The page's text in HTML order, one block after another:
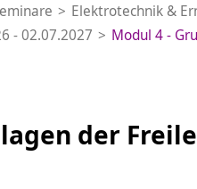
Elektrotechnik &
- 02.07.2027 Modul 4 -
der